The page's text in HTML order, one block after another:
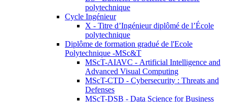
polytechnique
Cycle Ingénieur
X - Titre d’Ingénieur diplômé de l’École
polytechnique
Diplôme de formation gradué de l'Ecole
Polytechnique -MSc&T
MScT-AIAVC - Artificial Intelligence and
Advanced Visual Computing
MScT-CTD - Cybersecurity : Threats and
Defenses
MScT-DSB - Data Science for Business